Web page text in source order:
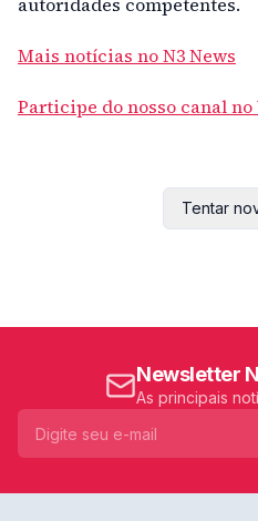
Mais notícias no N3 News
Participe do nosso canal no
Tentar
Newsletter
As principais